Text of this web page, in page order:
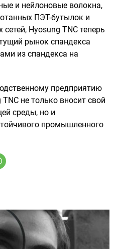
и нейлоновые волокна,
ПЭТ-бутылок и
Hyosung TNC теперь
рынок спандекса
из спандекса на
предприятию
не только вносит свой
среды, но и
промышленного